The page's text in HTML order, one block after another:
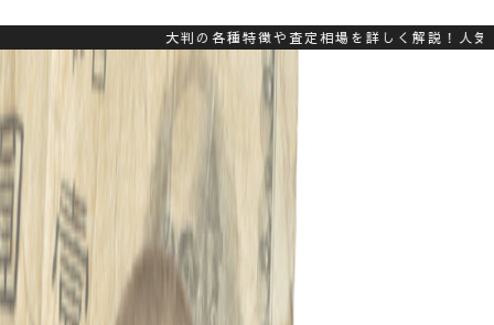
大判の各種特徴や査定相場を詳しく解説！人気買取業者もご